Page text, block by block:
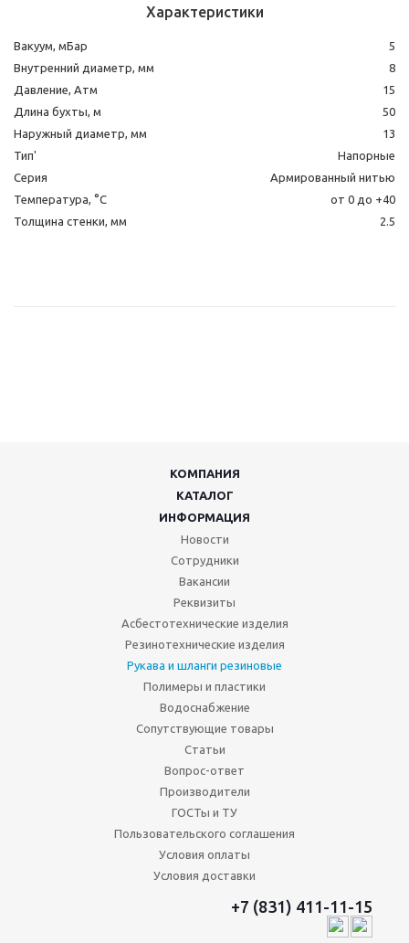
Характеристики
Вакуум, мБар
5
Внутренний диаметр, мм
8
Давление, Атм
15
Длина бухты, м
50
Наружный диаметр, мм
13
Тип'
Напорные
Серия
Армированный нитью
Температура, °C
от 0 до +40
Толщина стенки, мм
2.5
КОМПАНИЯ
КАТАЛОГ
ИНФОРМАЦИЯ
Новости
Сотрудники
Вакансии
Реквизиты
Асбестотехнические изделия
Резинотехнические изделия
Рукава и шланги резиновые
Полимеры и пластики
Водоснабжение
Сопутствующие товары
Статьи
Вопрос-ответ
Производители
ГОСТы и ТУ
Пользовательского соглашения
Условия оплаты
Условия доставки
+7 (831) 411-11-15